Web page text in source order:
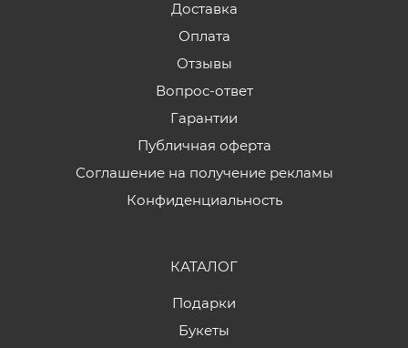
Доставка
Оплата
Отзывы
Вопрос-ответ
Гарантии
Публичная оферта
Соглашение на получение рекламы
Конфиденциальность
КАТАЛОГ
Подарки
Букеты